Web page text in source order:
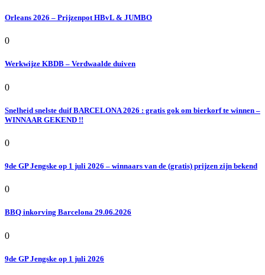
Orleans 2026 – Prijzenpot HBvL & JUMBO
0
Werkwijze KBDB – Verdwaalde duiven
0
Snelheid snelste duif BARCELONA 2026 : gratis gok om bierkorf te winnen –
WINNAAR GEKEND !!
0
9de GP Jengske op 1 juli 2026 – winnaars van de (gratis) prijzen zijn bekend
0
BBQ inkorving Barcelona 29.06.2026
0
9de GP Jengske op 1 juli 2026